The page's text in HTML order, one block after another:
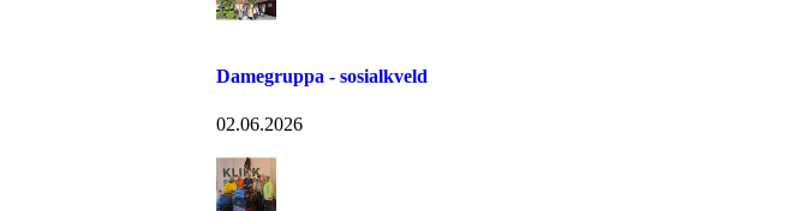
Damegruppa - sosialkveld
02.06.2026